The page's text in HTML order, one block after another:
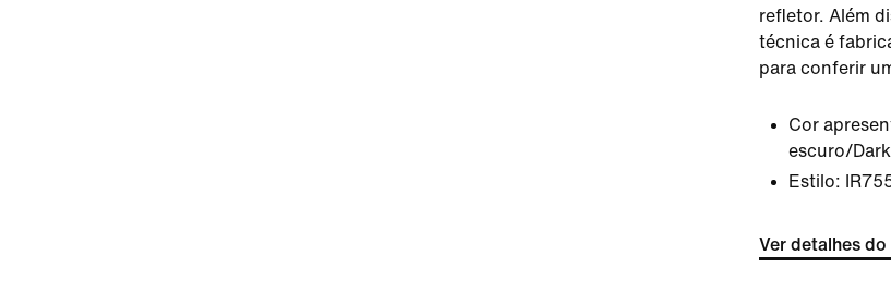
refletor. Além
técnica é
para conferir
Cor
escuro/
Estilo:
Ver detalhes